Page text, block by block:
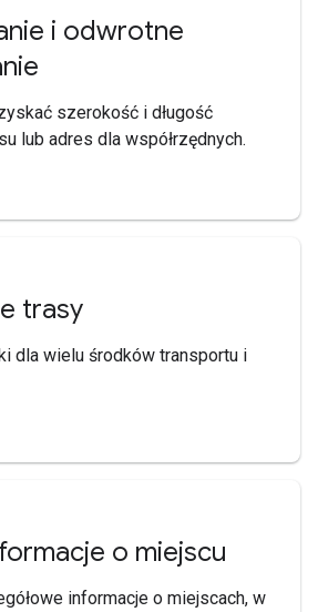
i odwrotne
szerokość i długość
lub adres dla współrzędnych.
trasy
dla wielu środków transportu i
o miejscu
informacje o miejscach, w